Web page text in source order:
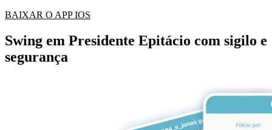
BAIXAR O APP IOS
Swing em Presidente Epitácio com sigilo e
segurança